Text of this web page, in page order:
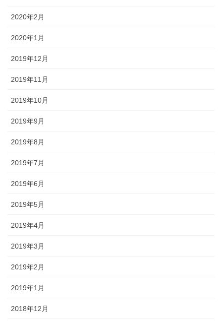
2020年2月
2020年1月
2019年12月
2019年11月
2019年10月
2019年9月
2019年8月
2019年7月
2019年6月
2019年5月
2019年4月
2019年3月
2019年2月
2019年1月
2018年12月